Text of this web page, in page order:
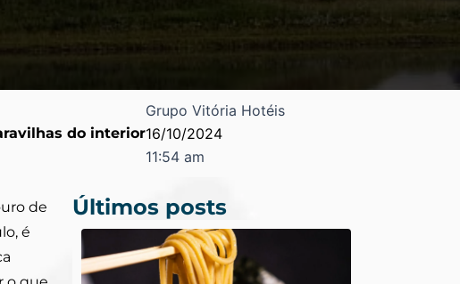
do interior
Grupo Vitória Hotéis
16/10/2024
11:54 am
de
é
Últimos posts